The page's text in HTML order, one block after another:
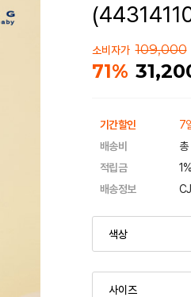
소비자가 109,000
71%
기간할인
7
배송비
적립금
1%
배송정보